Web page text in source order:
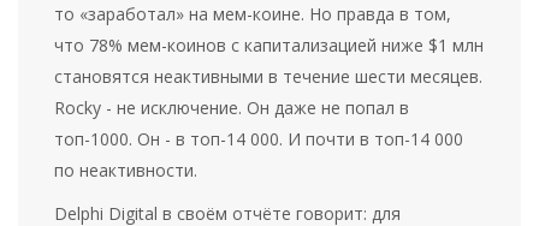
то «заработал» на мем-коине. Но правда в том,
что 78% мем-коинов с капитализацией ниже $1 млн
становятся неактивными в течение шести месяцев.
Rocky - не исключение. Он даже не попал в
топ-1000. Он - в топ-14 000. И почти в топ-14 000
по неактивности.
Delphi Digital в своём отчёте говорит: для